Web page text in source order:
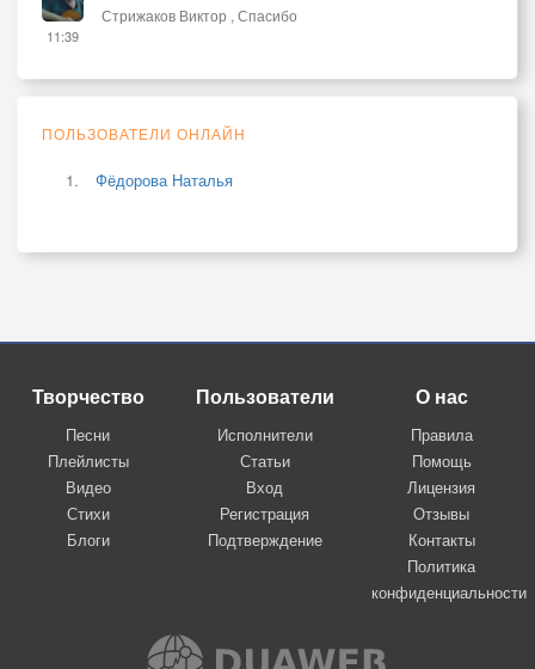
11:39
Стрижаков Виктор , Спасибо
ПОЛЬЗОВАТЕЛИ ОНЛАЙН
Фёдорова Наталья
Творчество
Песни
Плейлисты
Видео
Стихи
Блоги
Пользователи
Исполнители
Статьи
Вход
Регистрация
Подтверждение
О нас
Правила
Помощь
Лицензия
Отзывы
Контакты
Политика
конфиденциальности